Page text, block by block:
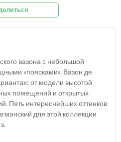
вазона с небольшой
«поясками». Вазон де
от модели высотой
помещений и открытых
Пять интереснейших оттенков
для этой коллекции